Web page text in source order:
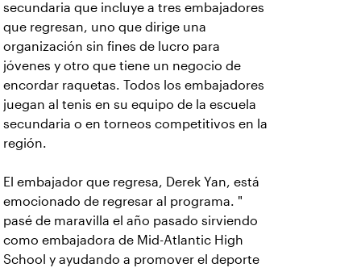
secundaria que incluye a tres embajadores
que regresan, uno que dirige una
organización sin fines de lucro para
jóvenes y otro que tiene un negocio de
encordar raquetas. Todos los embajadores
juegan al tenis en su equipo de la escuela
secundaria o en torneos competitivos en la
región.
El embajador que regresa, Derek Yan, está
emocionado de regresar al programa. "
pasé de maravilla el año pasado sirviendo
como embajadora de Mid-Atlantic High
School y ayudando a promover el deporte